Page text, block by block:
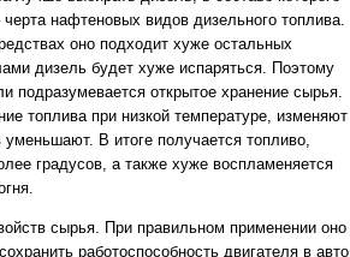
нафтеновых видов дизельного топлива.
оно подходит хуже остальных
дизель будет хуже испаряться. Поэтому
подразумевается открытое хранение сырья.
топлива при низкой температуре, изменяют
В итоге получается топливо,
градусов, а также хуже воспламеняется
сырья. При правильном применении оно
работоспособность двигателя в авто